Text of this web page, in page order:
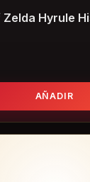
Hyrule
AÑADIR